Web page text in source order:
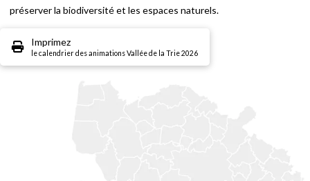
préserver la biodiversité et les espaces naturels.
Imprimez
le calendrier des animations Vallée de la Trie 2026